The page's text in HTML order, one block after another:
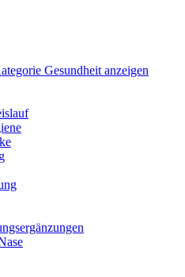
Gesundheit anzeigen